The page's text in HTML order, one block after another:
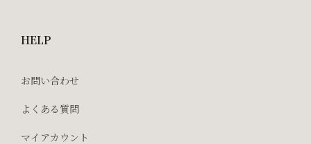
HELP
お問い合わせ
よくある質問
マイアカウント